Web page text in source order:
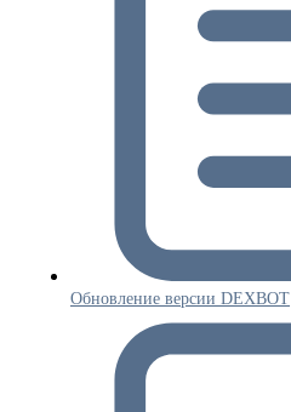
Обновление версии DEXBOT